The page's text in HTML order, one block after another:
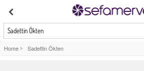
Sadettin Ökten
Home > Sadettin Ökten